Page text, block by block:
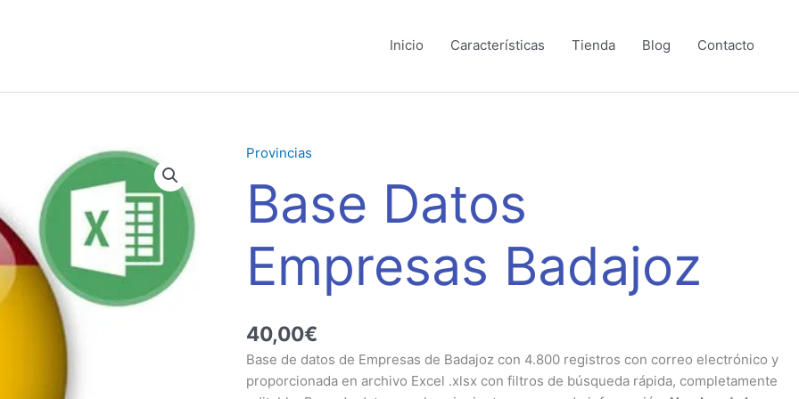
Inicio Características Tienda Blog Contacto
Provincias
Base Datos
Empresas Badajoz
40,00€
Base de datos de Empresas de Badajoz con 4.800 registros con correo electrónico y
proporcionada en archivo Excel .xlsx con filtros de búsqueda rápida, completamente
Base
Empresas
Badajoz